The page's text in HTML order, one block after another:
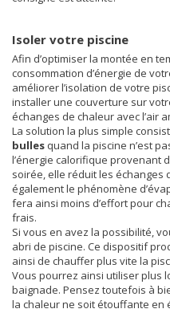
Isoler votre piscine
Afin d’optimiser la montée en
consommation d’énergie de
améliorer l’isolation de votre
installer une couverture sur
échanges de chaleur avec l’air
La solution la plus simple
bulles quand la piscine n’est
l’énergie calorifique provenant
soirée, elle réduit les échanges
également le phénomène
fera ainsi moins d’effort pour
frais.
Si vous en avez la possibilité,
abri de piscine. Ce dispositif
ainsi de chauffer plus vite la
Vous pourrez ainsi utiliser plus
baignade. Pensez toutefois à
la chaleur ne soit étouffante en